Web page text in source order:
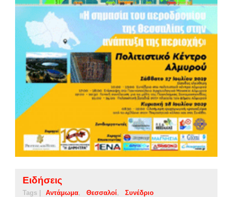
Ειδήσεις
Tags | Αντάμωμα Θεσσαλοί Συνέδριο